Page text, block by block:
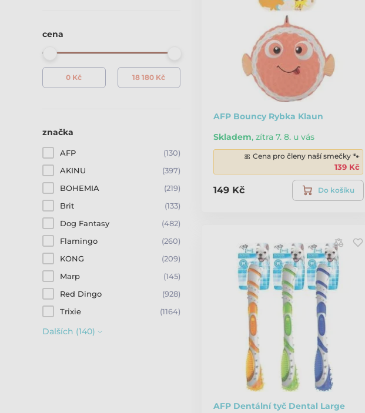
cena
značka
AFP
(130)
AKINU
(397)
BOHEMIA
(219)
Brit
(133)
Dog Fantasy
(482)
Flamingo
(260)
KONG
(209)
Marp
(145)
Red Dingo
(928)
Trixie
(1164)
Dalších (140)
AFP Bouncy Rybka Klaun
Skladem, zítra 7. 8. u vás
🎀 Cena pro členy naší smečky 🐾
139 Kč
149 Kč Do košíku
AFP Dentální tyč Dental Large